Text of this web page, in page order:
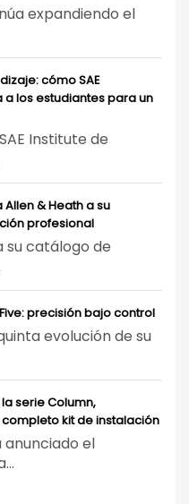
expandiendo el
cómo SAE
los estudiantes para un
Institute de
& Heath a su
profesional
su catálogo de
precisión bajo control
evolución de su
serie Column,
kit de instalación
anunciado el